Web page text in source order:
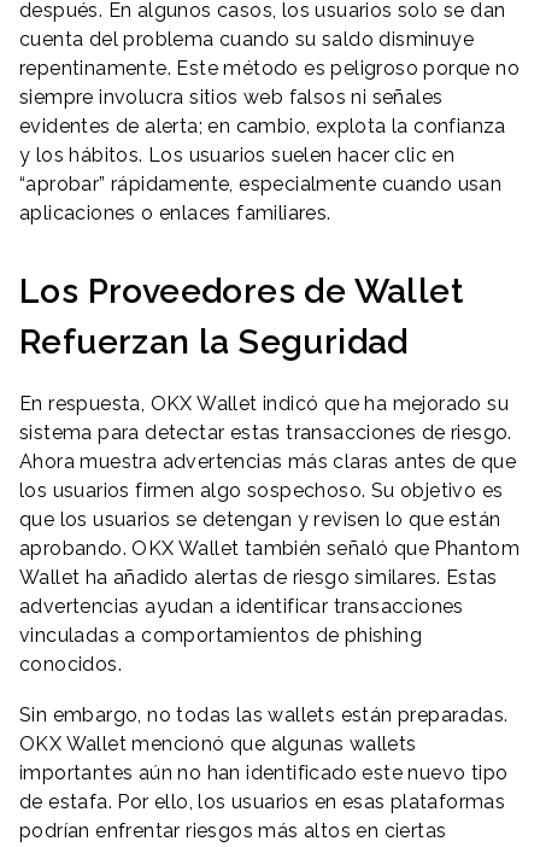
después. En algunos casos, los usuarios solo se dan
cuenta del problema cuando su saldo disminuye
repentinamente. Este método es peligroso porque no
siempre involucra sitios web falsos ni señales
evidentes de alerta; en cambio, explota la confianza
y los hábitos. Los usuarios suelen hacer clic en
“aprobar” rápidamente, especialmente cuando usan
aplicaciones o enlaces familiares.
Los Proveedores de Wallet
Refuerzan la Seguridad
En respuesta, OKX Wallet indicó que ha mejorado su
sistema para detectar estas transacciones de riesgo.
Ahora muestra advertencias más claras antes de que
los usuarios firmen algo sospechoso. Su objetivo es
que los usuarios se detengan y revisen lo que están
aprobando. OKX Wallet también señaló que Phantom
Wallet ha añadido alertas de riesgo similares. Estas
advertencias ayudan a identificar transacciones
vinculadas a comportamientos de phishing
conocidos.
Sin embargo, no todas las wallets están preparadas.
OKX Wallet mencionó que algunas wallets
importantes aún no han identificado este nuevo tipo
de estafa. Por ello, los usuarios en esas plataformas
podrían enfrentar riesgos más altos en ciertas